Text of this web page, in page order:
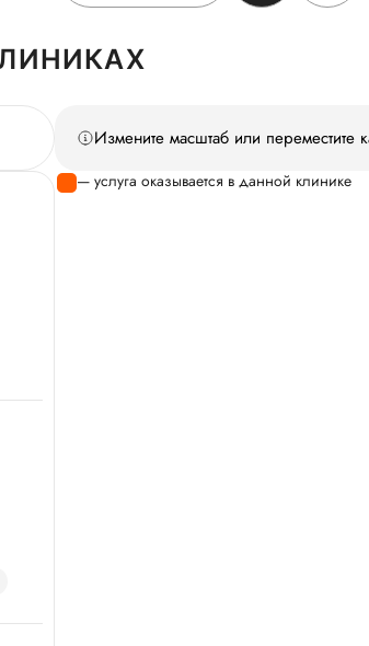
Измените масштаб или переместите
— услуга оказывается в данной клинике